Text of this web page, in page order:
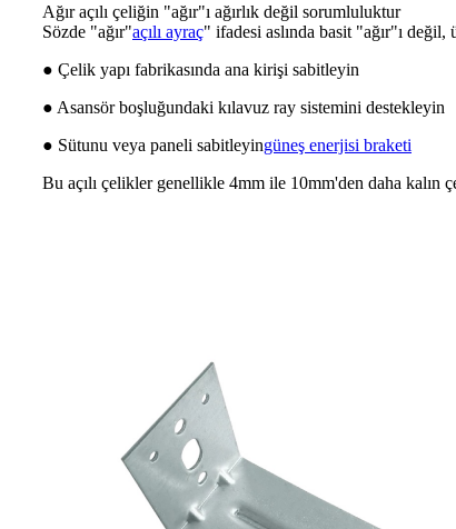
Ağır açılı çeliğin "ağır"ı ağırlık değil sorumluluktur
Sözde "ağır"açılı ayraç" ifadesi aslında basit "ağır"ı
● Çelik yapı fabrikasında ana kirişi sabitleyin
● Asansör boşluğundaki kılavuz ray sistemini destekleyin
● Sütunu veya paneli sabitleyingüneş enerjisi braketi
Bu açılı çelikler genellikle 4mm ile 10mm'den daha kalın